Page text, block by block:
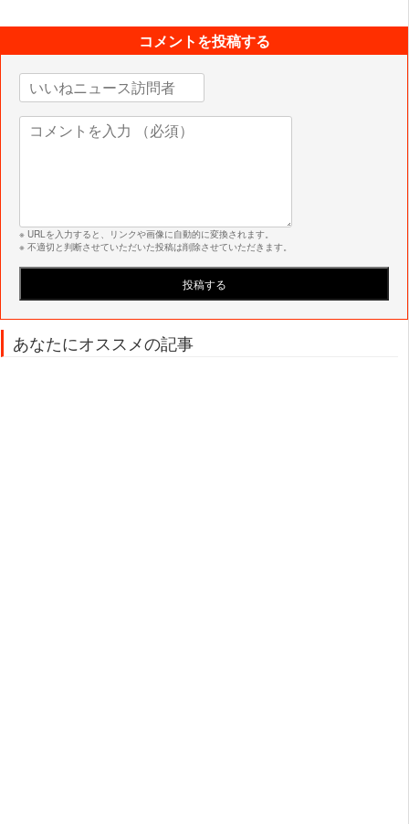
コメントを投稿する
※ URLを入力すると、リンクや画像に自動的に変換されます。
※ 不適切と判断させていただいた投稿は削除させていただきます。
あなたにオススメの記事